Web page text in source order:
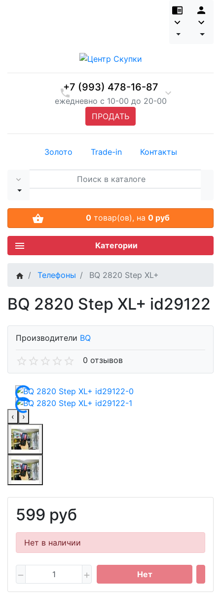
+7 (993) 478-16-87
ежедневно с 10-00 до 20-00
ПРОДАТЬ
Золото Trade-in Контакты
0товар(ов), на 0 руб
Категории
Телефоны BQ 2820 Step XL+
BQ 2820 Step XL+ id29122
Производители BQ
0 отзывов
‹ ›
599 руб
Нет в наличии
Нет